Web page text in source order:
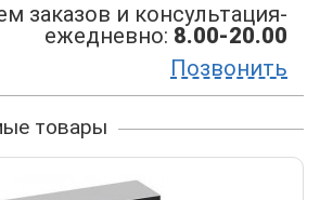
заказов и консультация-
ежедневно: 8.00-20.00
Позвонить
товары